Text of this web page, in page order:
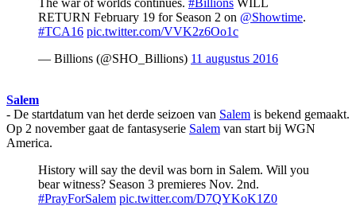
RETURN February 19 for Season 2 on @Showtime.
#TCA16 pic.twitter.com/VVK2z6Oo1c
— Billions (@SHO_Billions) 11 augustus 2016
Salem
- De startdatum van het derde seizoen van Salem is bekend gemaakt.
Op 2 november gaat de fantasyserie Salem van start bij WGN
America.
History will say the devil was born in Salem. Will you
bear witness? Season 3 premieres Nov. 2nd.
#PrayForSalem pic.twitter.com/D7QYKoK1Z0